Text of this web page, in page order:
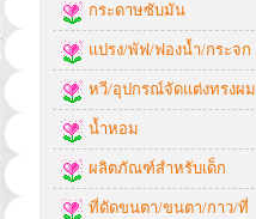
กระดาษซับมัน
แปรง/พัฟ/ฟองน้ำ/กระจก
หวี/อุปกรณ์จัดแต่งทรงผม
น้ำหอม
ผลิตภัณฑ์สำหรับเด็ก
ที่ดัดขนตา/ขนตา/กาว/ที่